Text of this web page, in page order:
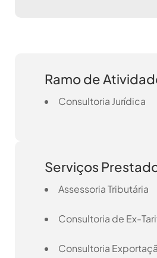
Ramo de
Consultoria Jurídica
Serviços
Assessoria Tributária
Consultoria de Ex-
Consultoria